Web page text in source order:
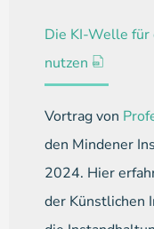
Die KI-Welle für
nutzen
Vortrag von
den Mindener
2024. Hier
der Künstlichen